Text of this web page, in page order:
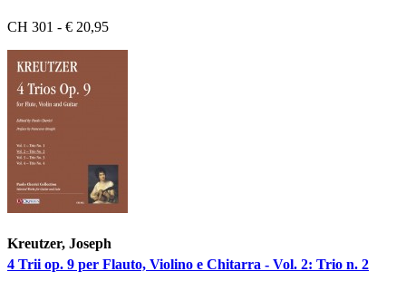
CH 301 - € 20,95
Kreutzer, Joseph
4 Trii op. 9 per Flauto, Violino e Chitarra - Vol. 2: Trio n. 2